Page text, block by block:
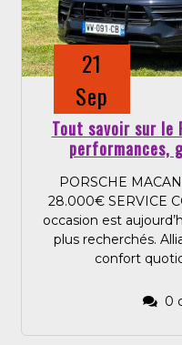
21
Sep
Tout savoir sur le
performances,
PORSCHE
28.000€ SERVICE
occasion est
plus recherchés.
confort
0